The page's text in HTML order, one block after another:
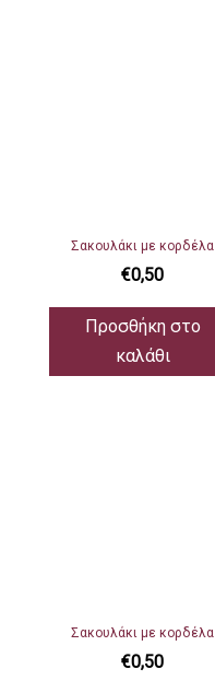
Σακουλάκι με κορδέλα
€0,50
Προσθήκη στο
καλάθι
Σακουλάκι με κορδέλα
€0,50